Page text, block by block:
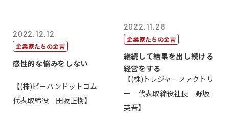
2022.12.12
企業家たちの金言
感性的な悩みをしない
【(株)ピーバンドットコム
代表取締役 田坂正樹】
2022.11.28
企業家たちの金言
継続して結果を出し続ける
経営をする
【(株)トレジャーファクトリ
ー 代表取締役社長 野坂
英吾】